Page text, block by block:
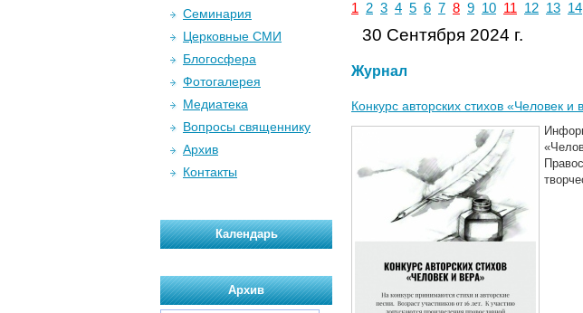
1
2 3 4 5 6 7 8 9 10 11 12 13 14
30 Сентября 2024 г.
Журнал
Конкурс авторских стихов «Человек
Семинария
Церковные СМИ
Блогосфера
Фотогалерея
Медиатека
Вопросы священнику
Архив
Контакты
Календарь
Архив